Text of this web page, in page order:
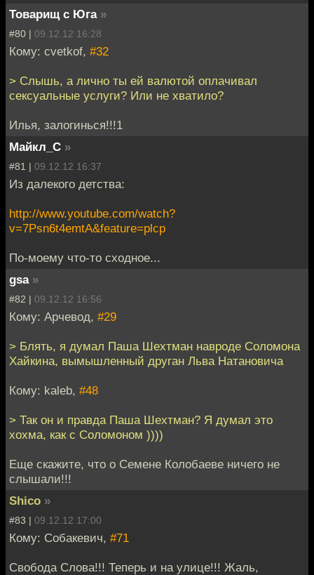
Товарищ с Юга »
#80 | 09.12.12 16:28
Кому: cvetkof, #32
> Слышь, а лично ты ей валютой оплачивал
сексуальные услуги? Или не хватило?
Илья, залогинься!!!1
Майкл_С »
#81 | 09.12.12 16:37
Из далекого детства:
http://www.youtube.com/watch?
v=7Psn6t4emtA&feature=plcp
По-моему что-то сходное...
gsa »
#82 | 09.12.12 16:56
Кому: Арчевод, #29
> Блять, я думал Паша Шехтман навроде Соломона
Хайкина, вымышленный друган Льва Натановича
Кому: kaleb, #48
> Так он и правда Паша Шехтман? Я думал это
хохма, как с Соломоном ))))
Еще скажите, что о Семене Колобаеве ничего не
слышали!!!
Shico »
#83 | 09.12.12 17:00
Кому: Собакевич, #71
Свобода Слова!!! Теперь и на улице!!! Жаль,